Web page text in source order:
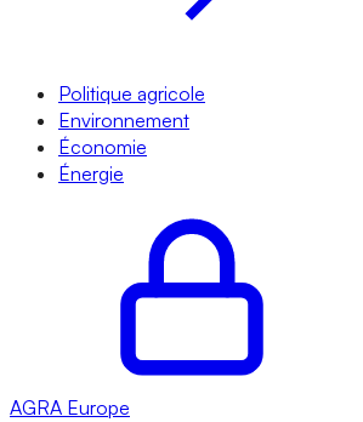
Politique agricole
Environnement
Économie
Énergie
AGRA Europe